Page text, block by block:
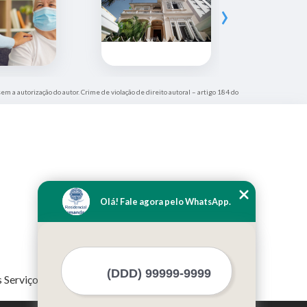
›
a autorização do autor. Crime de violação de direito autoral – artigo 184 do
Olá! Fale agora pelo WhatsApp.